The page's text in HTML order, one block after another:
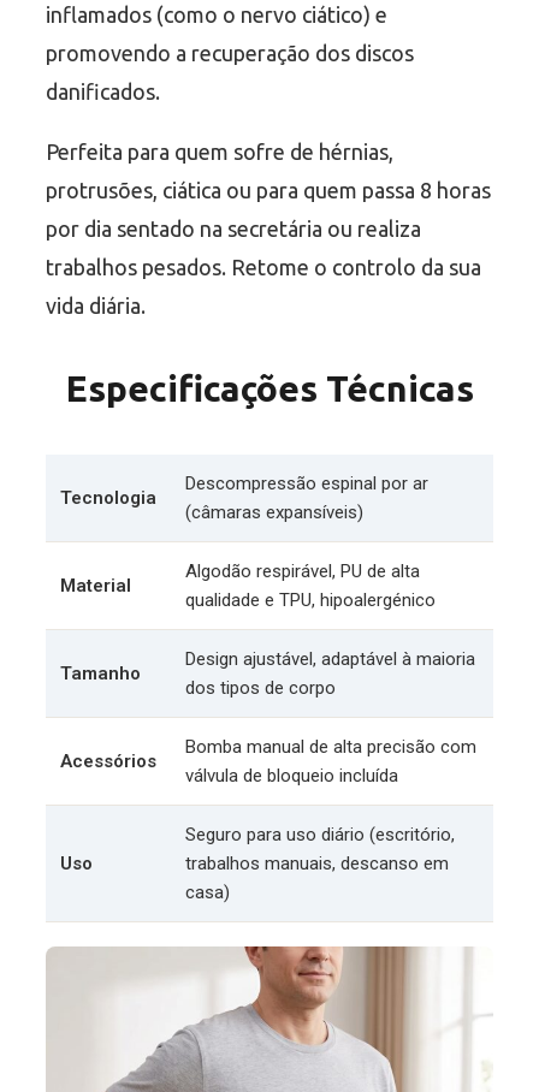
inflamados (como o nervo ciático) e
promovendo a recuperação dos discos
danificados.
Perfeita para quem sofre de hérnias,
protrusões, ciática ou para quem passa 8 horas
por dia sentado na secretária ou realiza
trabalhos pesados. Retome o controlo da sua
vida diária.
Especificações Técnicas
Tecnologia
Descompressão espinal por ar
(câmaras expansíveis)
Material
Algodão respirável, PU de alta
qualidade e TPU, hipoalergénico
Tamanho
Design ajustável, adaptável à maioria
dos tipos de corpo
Acessórios
Bomba manual de alta precisão com
válvula de bloqueio incluída
Uso
Seguro para uso diário (escritório,
trabalhos manuais, descanso em
casa)